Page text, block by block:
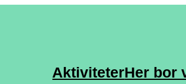
AktiviteterHer bor